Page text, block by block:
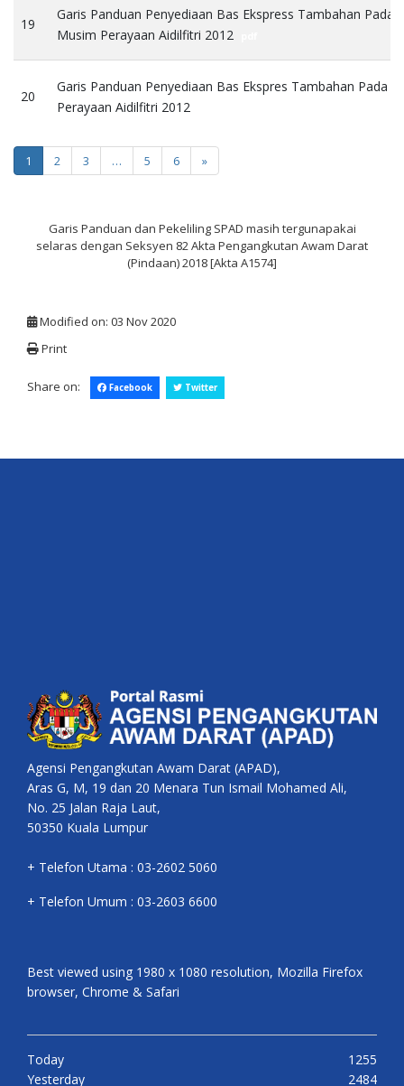
19
Garis Panduan Penyediaan Bas Ekspress Tambahan Pada
Musim Perayaan Aidilfitri 2012
20
Garis Panduan Penyediaan Bas Ekspres Tambahan Pada
Perayaan Aidilfitri 2012
1 2 3 … 5 6 »
Garis Panduan dan Pekeliling SPAD masih tergunapakai
selaras dengan Seksyen 82 Akta Pengangkutan Awam Darat
(Pindaan) 2018 [Akta A1574]
Modified on: 03 Nov 2020
Print
Share on: Facebook Twitter
Agensi Pengangkutan Awam Darat (APAD),
Aras G, M, 19 dan 20 Menara Tun Ismail Mohamed Ali,
No. 25 Jalan Raja Laut,
50350 Kuala Lumpur
+ Telefon Utama : 03-2602 5060
+ Telefon Umum : 03-2603 6600
Best viewed using 1980 x 1080 resolution, Mozilla Firefox
browser, Chrome & Safari
Today
1255
Yesterday
2484